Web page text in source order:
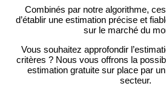
Combinés par notre algorithme,
d’établir une estimation précise et
sur le marché du
Vous souhaitez approfondir
critères ? Nous vous offrons la
estimation gratuite sur place par
secteur.